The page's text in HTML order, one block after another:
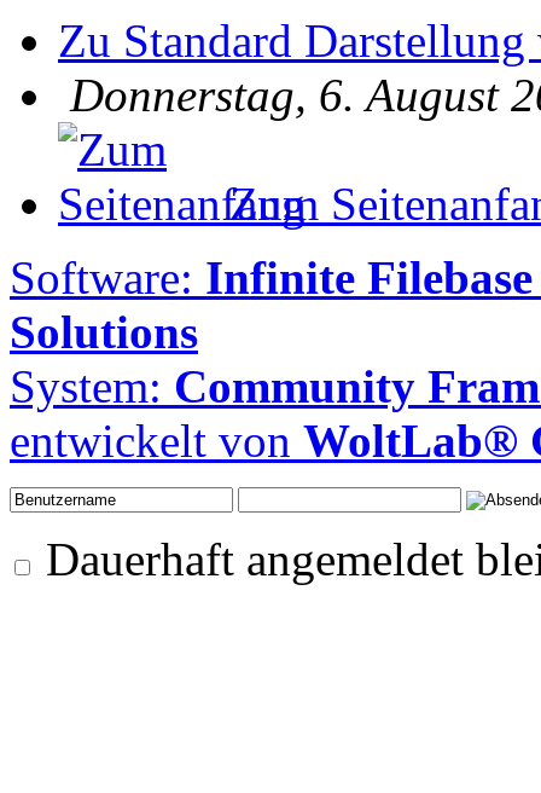
Zu Standard Darstellung
Donnerstag, 6. August
Zum
Software: Infinite Filebase
Solutions
System: Community
entwickelt von WoltLab®
Dauerhaft angemeldet